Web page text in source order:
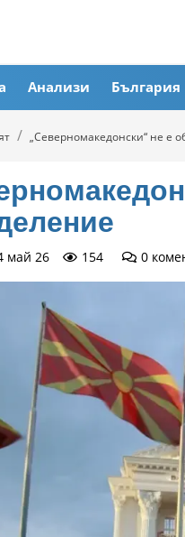
Анализи България
„Северномакедонски“ не е
май 26 154 0